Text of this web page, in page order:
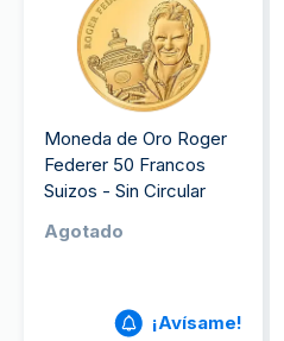
Moneda de Oro Roger
Federer 50 Francos
Suizos - Sin Circular
Agotado
¡Avísame!